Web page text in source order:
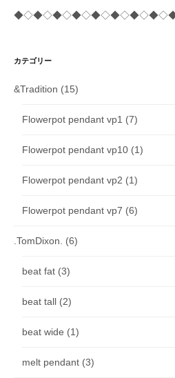
カテゴリー
&Tradition (15)
Flowerpot pendant vp1 (7)
Flowerpot pendant vp10 (1)
Flowerpot pendant vp2 (1)
Flowerpot pendant vp7 (6)
.TomDixon. (6)
beat fat (3)
beat tall (2)
beat wide (1)
melt pendant (3)